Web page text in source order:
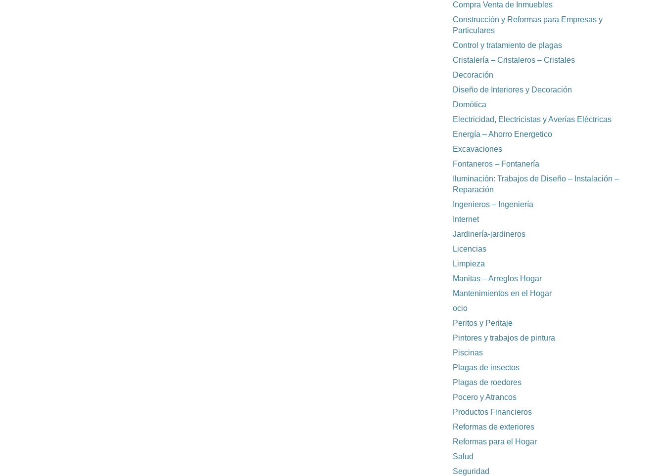
Compra Venta de Inmuebles
Construcción y Reformas para Empresas y
Particulares
Control y tratamiento de plagas
Cristalería – Cristaleros – Cristales
Decoración
Diseño de Interiores y Decoración
Domótica
Electricidad, Electricistas y Averías Eléctricas
Energía – Ahorro Energetico
Excavaciones
Fontaneros – Fontanería
Iluminación: Trabajos de Diseño – Instalación –
Reparación
Ingenieros – Ingeniería
Internet
Jardinería-jardineros
Licencias
Limpieza
Manitas – Arreglos Hogar
Mantenimientos en el Hogar
ocio
Peritos y Peritaje
Pintores y trabajos de pintura
Piscinas
Plagas de insectos
Plagas de roedores
Pocero y Atrancos
Productos Financieros
Reformas de exteriores
Reformas para el Hogar
Salud
Seguridad